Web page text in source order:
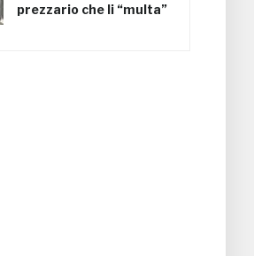
prezzario che li “multa”